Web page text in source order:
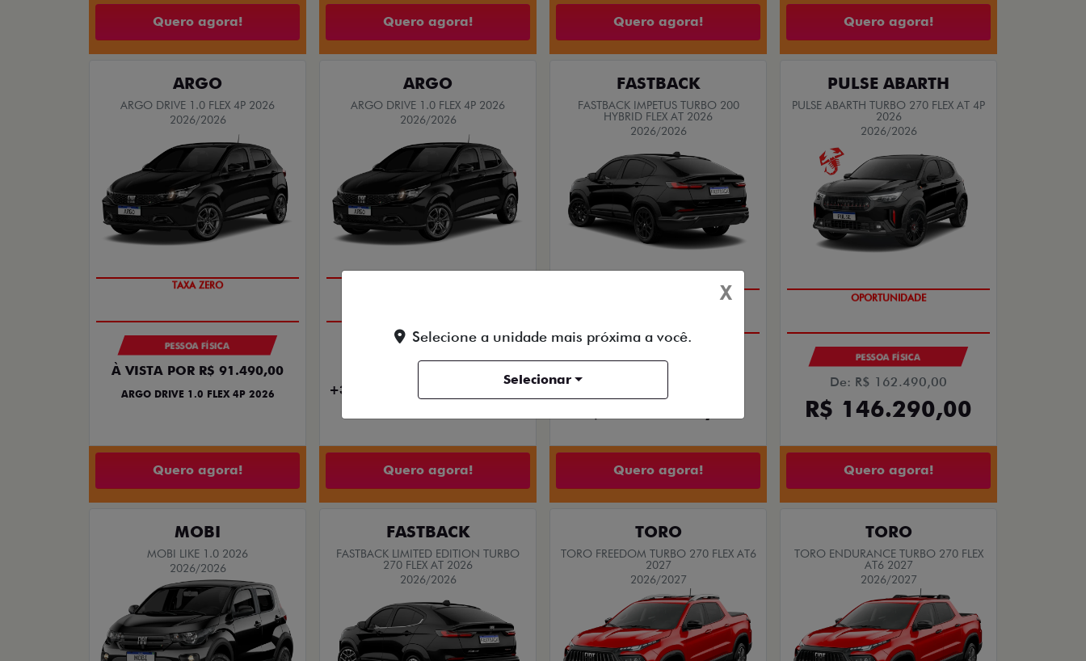
Quero agora! Quero agora! Quero agora! Quero agora!
ARGO
ARGO DRIVE 1.0 FLEX 4P 2026
2026/2026
TAXA ZERO
PESSOA FÍSICA
À VISTA POR R$ 91.490,00
ARGO DRIVE 1.0 FLEX 4P 2026
Quero agora!
ARGO
ARGO DRIVE 1.0 FLEX 4P 2026
2026/2026
PESSOA FÍSICA
+30 PARCELAS DE R$ 1.379,00
Quero agora!
FASTBACK
FASTBACK IMPETUS TURBO 200
HYBRID FLEX AT 2026
2026/2026
R$ 134.990,00
Quero agora!
PULSE ABARTH
PULSE ABARTH TURBO 270 FLEX AT 4P
2026
2026/2026
OPORTUNIDADE
PESSOA FÍSICA
De: R$ 162.490,00
R$ 146.290,00
Quero agora!
MOBI
MOBI LIKE 1.0 2026
2026/2026
FASTBACK
FASTBACK LIMITED EDITION TURBO
270 FLEX AT 2026
2026/2026
TORO
TORO FREEDOM TURBO 270 FLEX AT6
2027
2026/2027
TORO
TORO ENDURANCE TURBO 270 FLEX
AT6 2027
2026/2027
X
Selecione a unidade mais próxima a você.
Selecionar